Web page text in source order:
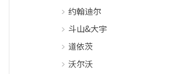
约翰迪尔
斗山&大宇
道依茨
沃尔沃